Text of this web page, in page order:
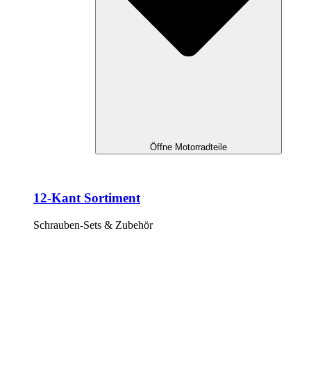
Öffne Motorradteile
12-Kant Sortiment
Schrauben-Sets & Zubehör